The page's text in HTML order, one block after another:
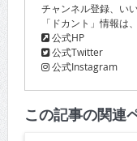
チャンネル登録、い
「ドカント」情報は
公式HP
公式Twitter
公式Instagram
この記事の関連